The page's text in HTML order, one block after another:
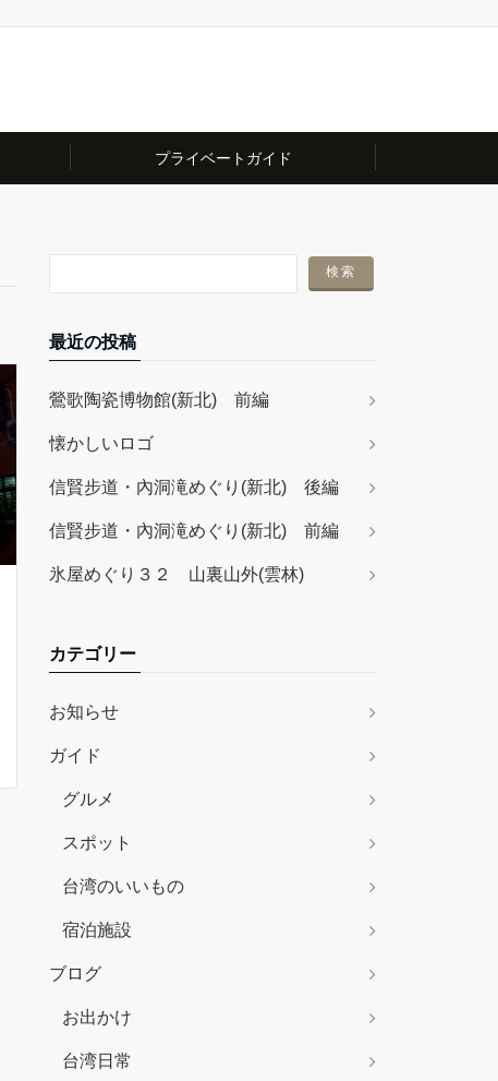
プライベートガイド
最近の投稿
鶯歌陶瓷博物館(新北) 前編
懐かしいロゴ
信賢步道・內洞滝めぐり(新北) 後編
信賢步道・內洞滝めぐり(新北) 前編
氷屋めぐり３２ 山裏山外(雲林)
カテゴリー
お知らせ
ガイド
グルメ
スポット
台湾のいいもの
宿泊施設
ブログ
お出かけ
台湾日常